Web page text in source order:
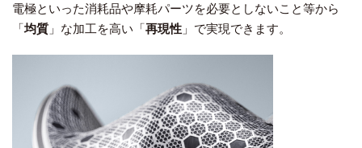
電極といった消耗品や摩耗パーツを必要としないこと等から
「均質 」な加工を高い「再現性 」で実現できます。